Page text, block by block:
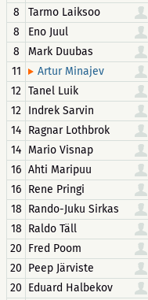
8
Tarmo Laiksoo
8
Eno Juul
8
Mark Duubas
11
Artur Minajev
12 Tanel Luik
12 Indrek Sarvin
14 Ragnar Lothbrok
14 Mario Visnap
16 Ahti Maripuu
16 Rene Pringi
18 Rando-Juku Sirkas
18 Raldo Täll
20 Fred Poom
20 Peep Järviste
20 Eduard Halbekov